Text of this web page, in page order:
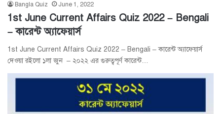
Bangla Quiz June 1, 2022
1st June Current Affairs Quiz 2022 – Bengali
– কারেন্ট অ্যাফেয়ার্স
1st June Current Affairs Quiz 2022 – Bengali – কারেন্ট অ্যাফেয়ার্স
দেওয়া রইলো ১লা জুন – ২০২২ এর গুরুত্বপূর্ণ কারেন্ট…